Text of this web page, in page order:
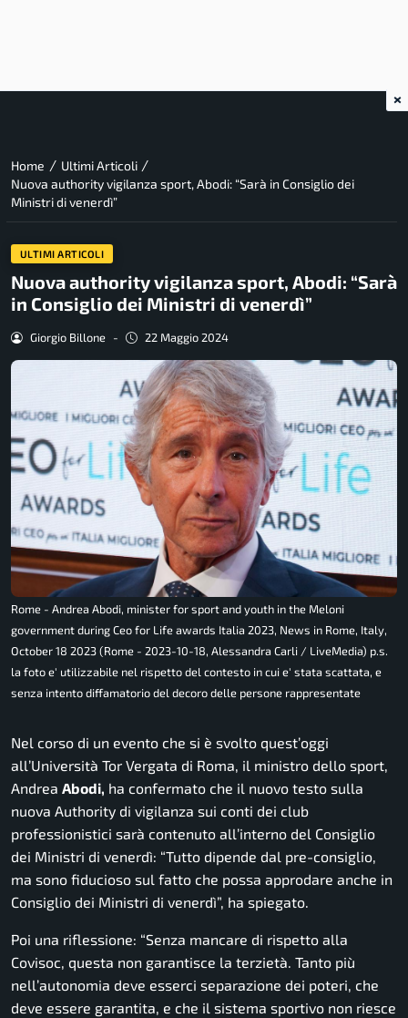
Home / Ultimi Articoli /
Nuova authority vigilanza sport, Abodi: “Sarà in Consiglio dei
Ministri di venerdì”
ULTIMI ARTICOLI
Nuova authority vigilanza sport, Abodi: “Sarà
in Consiglio dei Ministri di venerdì”
Giorgio Billone - 22 Maggio 2024
Rome - Andrea Abodi, minister for sport and youth in the Meloni
government during Ceo for Life awards Italia 2023, News in Rome, Italy,
October 18 2023 (Rome - 2023-10-18, Alessandra Carli / LiveMedia) p.s.
la foto e' utilizzabile nel rispetto del contesto in cui e' stata scattata, e
senza intento diffamatorio del decoro delle persone rappresentate
Nel corso di un evento che si è svolto quest’oggi
all’Università Tor Vergata di Roma, il ministro dello sport,
Andrea Abodi, ha confermato che il nuovo testo sulla
nuova Authority di vigilanza sui conti dei club
professionistici sarà contenuto all’interno del Consiglio
dei Ministri di venerdì: “Tutto dipende dal pre-consiglio,
ma sono fiducioso sul fatto che possa approdare anche in
Consiglio dei Ministri di venerdì”, ha spiegato.
Poi una riflessione: “Senza mancare di rispetto alla
Covisoc, questa non garantisce la terzietà. Tanto più
nell’autonomia deve esserci separazione dei poteri, che
deve essere garantita, e che il sistema sportivo non riesce
×